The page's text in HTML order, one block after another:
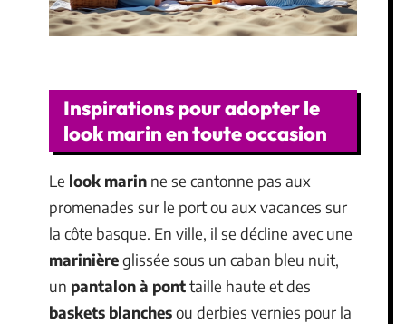
Inspirations pour adopter le
look marin en toute occasion
Le look marin ne se cantonne pas aux
promenades sur le port ou aux vacances sur
la côte basque. En ville, il se décline avec une
marinièreglissée sous un caban bleu nuit,
un pantalon à ponttaille haute et des
baskets blanchesou derbies vernies pour la